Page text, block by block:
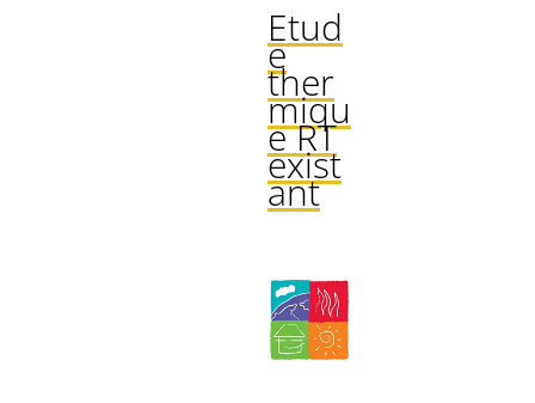
Etud
e
ther
miqu
e RT
exist
ant